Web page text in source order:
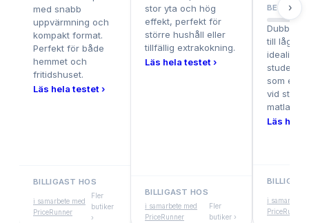
med snabb
uppvärmning och
kompakt format.
Perfekt för både
hemmet och
fritidshuset.
Läs hela testet ›
BILLIGAST HOS
i samarbete med
PriceRunner
Fler
butiker
›
stor yta och hög
effekt, perfekt för
större hushåll eller
tillfällig extrakokning.
Läs hela testet ›
BILLIGAST HOS
i samarbete med
PriceRunner
Fler
butiker ›
BETYG
Dubbel
till lågt
idealisk
som
vid större
Läs hela
i samarbete
PriceRunner
›